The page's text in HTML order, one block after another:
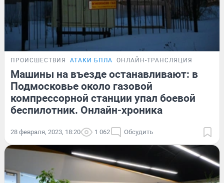
ПРОИСШЕСТВИЯ АТАКИ БПЛА ОНЛАЙН-ТРАНСЛЯЦИЯ
Машины на въезде останавливают: в
Подмосковье около газовой
компрессорной станции упал боевой
беспилотник. Онлайн-хроника
28 февраля, 2023, 18:20 1 062 Обсудить